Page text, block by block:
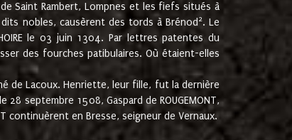
Saint Rambert, Lompnes et les fiefs situés à
dits nobles, causèrent des tords à Brénod 2. Le
le 03 juin 1304. Par lettres patentes du
des fourches patibulaires. Où étaient-elles
de Lacoux. Henriette, leur fille, fut la dernière
septembre 1508, Gaspard de ROUGEMONT,
continuèrent en Bresse, seigneur de Vernaux.